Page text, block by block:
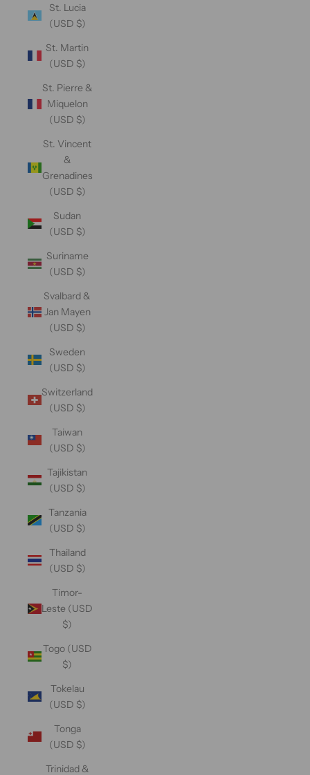
St. Lucia
(USD $)
St. Martin
(USD $)
St. Pierre &
Miquelon
(USD $)
St. Vincent
&
Grenadines
(USD $)
Sudan
(USD $)
Suriname
(USD $)
Svalbard &
Jan Mayen
(USD $)
Sweden
(USD $)
Switzerland
(USD $)
Taiwan
(USD $)
Tajikistan
(USD $)
Tanzania
(USD $)
Thailand
(USD $)
Timor-
Leste (USD
$)
Togo (USD
$)
Tokelau
(USD $)
Tonga
(USD $)
Trinidad &